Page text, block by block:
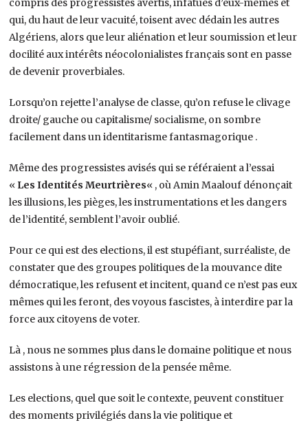
compris des progressistes avertis, infatués d’eux-mêmes et
qui, du haut de leur vacuité, toisent avec dédain les autres
Algériens, alors que leur aliénation et leur soumission et leur
docilité aux intérêts néocolonialistes français sont en passe
de devenir proverbiales.
Lorsqu’on rejette l’analyse de classe, qu’on refuse le clivage
droite/ gauche ou capitalisme/ socialisme, on sombre
facilement dans un identitarisme fantasmagorique .
Même des progressistes avisés qui se référaient a l’essai
« Les Identités Meurtrières« , où Amin Maalouf dénonçait
les illusions, les pièges, les instrumentations et les dangers
de l’identité, semblent l’avoir oublié.
Pour ce qui est des elections, il est stupéfiant, surréaliste, de
constater que des groupes politiques de la mouvance dite
démocratique, les refusent et incitent, quand ce n’est pas eux
mêmes qui les feront, des voyous fascistes, à interdire par la
force aux citoyens de voter.
Là , nous ne sommes plus dans le domaine politique et nous
assistons à une régression de la pensée même.
Les elections, quel que soit le contexte, peuvent constituer
des moments privilégiés dans la vie politique et